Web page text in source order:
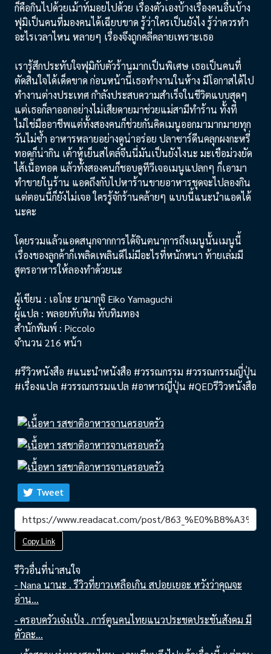
ก็คือกินไปด้วยเม้าท์มอยไปด้วย เรื่องตัวเองบ้างเรื่องคนอื่นบ้าง
ฟุมิเป็นคนที่มองคนได้เฉียบขาด รู้ว่าใครเป็นยังไง รู้ว่าควรทำ
อะไรเวลาไหน หลายๆ เรื่องจึงถูกคลี่คลายเพราะเธอ
เรารู้สึกประทับใจฟุมิกับตัวร้านมากเป็นพิเศษ เธอเป็นคนที่
ตัดสินใจได้เด็ดขาด ก่อนหน้านี้เธอทำงานในห้าง มีโอกาสได้ไป
ทำงานต่างประเทศ กำลังประสบความสำเร็จในชีวิตแบบสุดๆ
แต่เธอก็ลาออกอย่างไม่เสียดายมาช่วยแม่สามีทำร้าน ทั้งที่
ไม่ใช่มืออาชีพแต่ทั้งสองคนก็ช่วยกันคิดเมนูออกมามากมายทุก
วันไม่ซ้ำ อาหารหลายอย่างดูน่าอร่อย ปลาซาร์ดีนคลุกผงกะหรี่
ทอดก็น่ากิน เต้าหู้เย็นสไตล์จีนนี่มันเป็นยังไงนะ มะเขือม่วงยัด
ไส้เนื้อทอด แล้วทั้งสองคนก็ชอบดูทีวีเจอเมนูแปลกๆ ก็เอามา
ทำขายในร้าน แอดถึงกับไปหาร้านขายอาหารชุดจะไปลองกิน
แต่ตอนนี้ก็ยังไม่เจอ ใครรู้จักร้านคล้ายๆ แบบนี้แนะนำแอดได้
นะคะ
โดยรวมแล้วแอดสนุกจากการได้จินตนาการถึงเมนูนั้นเมนูนี้
เรื่องของลูกค้าก็เพลิดเพลินดีไม่มีอะไรที่หนักหนา ท้ายเล่มมี
สูตรอาหารให้ลองทำด้วยนะ
ผู้เขียน : เอโกะ ยามากุจิ Eiko Yamaguchi
ผู้แปล : พลอยทับทิม ทับทิมทอง
สำนักพิมพ์ : Piccolo
จำนวน 216 หน้า
#รีวิวหนังสือ #แนะนำหนังสือ #วรรณกรรม #วรรณกรรมญี่ปุ่น
#เรื่องแปล #วรรณกรรมแปล #อาหารญี่ปุ่น #QEDรีวิวหนังสือ
Tweet
Copy Link
รีวิวอื่นที่น่าสนใจ
- Nana นานะ . รีวิวที่ยาวเหลือเกิน สปอยเยอะ หวังว่าคุณจะ
อ่าน...
- ครอบครัวเจ๋งเป้ง . การ์ตูนคนไทยแนวประชดประชันสังคม มี
ตัวละ...